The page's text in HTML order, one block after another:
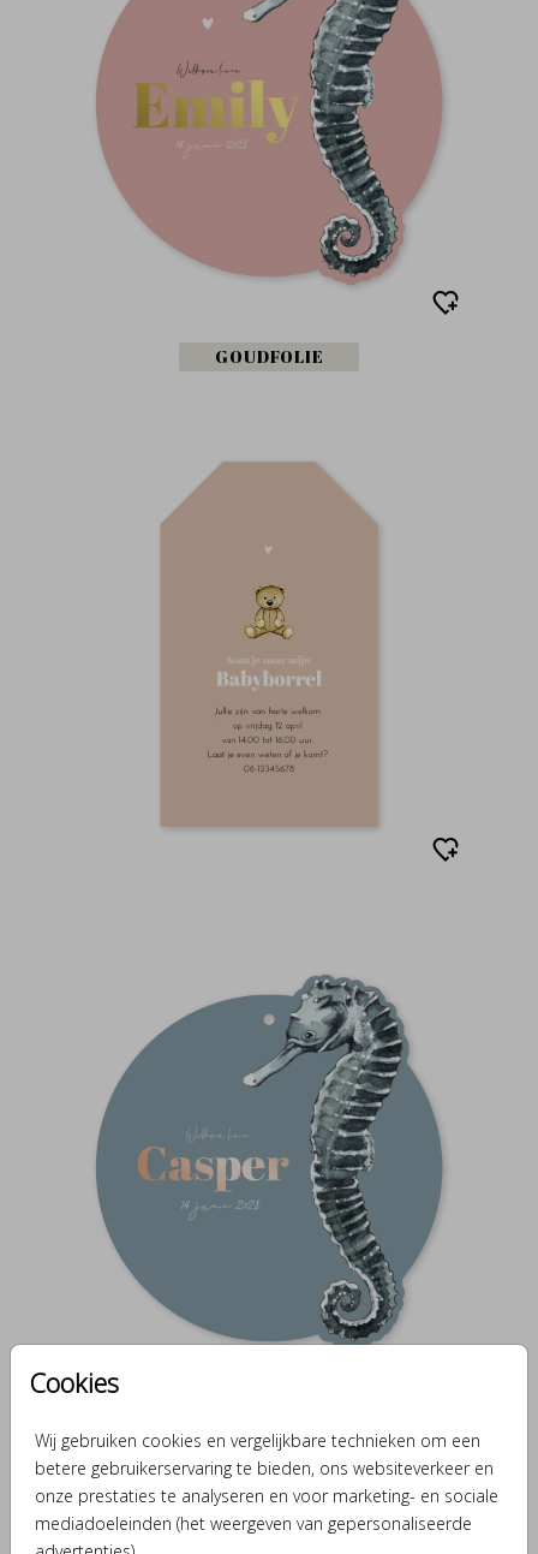
Cookies
Wij gebruiken cookies en vergelijkbare technieken om een
betere gebruikerservaring te bieden, ons websiteverkeer en
onze prestaties te analyseren en voor marketing- en sociale
mediadoeleinden (het weergeven van gepersonaliseerde
GOUDFOLIE